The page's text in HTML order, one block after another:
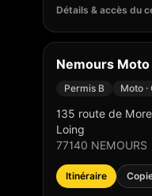
Détails & accès du
Nemours
Permis B Moto
135 route de
Loing
77140 NEMOURS
Itinéraire